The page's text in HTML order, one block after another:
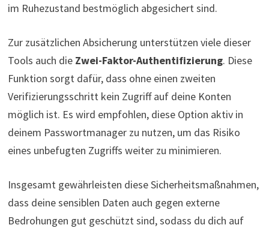
im Ruhezustand bestmöglich abgesichert sind.
Zur zusätzlichen Absicherung unterstützen viele dieser
Tools auch die Zwei-Faktor-Authentifizierung. Diese
Funktion sorgt dafür, dass ohne einen zweiten
Verifizierungsschritt kein Zugriff auf deine Konten
möglich ist. Es wird empfohlen, diese Option aktiv in
deinem Passwortmanager zu nutzen, um das Risiko
eines unbefugten Zugriffs weiter zu minimieren.
Insgesamt gewährleisten diese Sicherheitsmaßnahmen,
dass deine sensiblen Daten auch gegen externe
Bedrohungen gut geschützt sind, sodass du dich auf